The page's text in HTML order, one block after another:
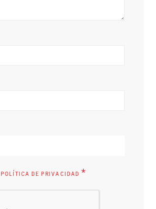
POLÍTICA DE PRIVACIDAD *